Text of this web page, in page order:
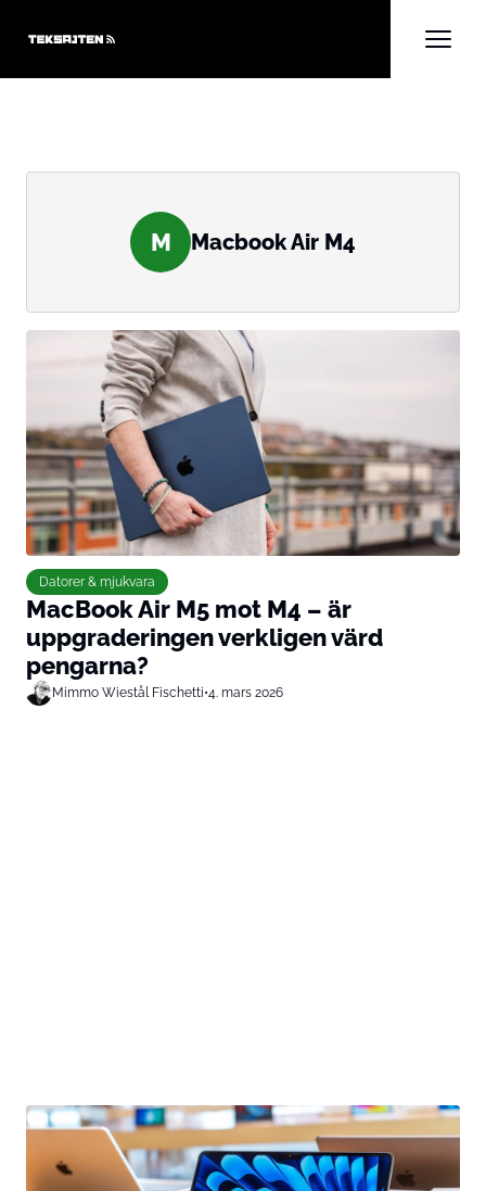
M Macbook Air M4
Datorer & mjukvara
MacBook Air M5 mot M4 – är
uppgraderingen verkligen värd
pengarna?
Mimmo Wiestål Fischetti•4. mars 2026